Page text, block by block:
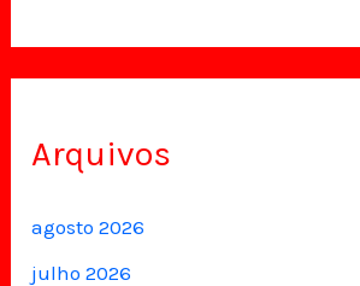
Arquivos
agosto 2026
julho 2026